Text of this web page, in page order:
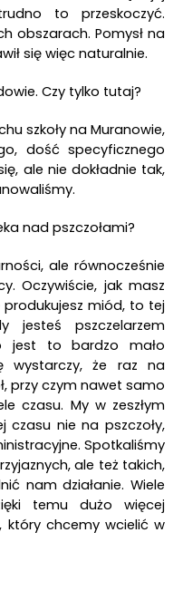
to przeskoczyć.
obszarach. Pomysł na
się więc naturalnie.
Czy tylko tutaj?
szkoły na Muranowie,
dość specyficznego
ale nie dokładnie tak,
nad pszczołami?
ale równocześnie
Oczywiście, jak masz
miód, to tej
jesteś pszczelarzem
jest to bardzo mało
wystarczy, że raz na
przy czym nawet samo
czasu. My w zeszłym
czasu nie na pszczoły,
Spotkaliśmy
ale też takich,
nam działanie. Wiele
temu dużo więcej
który chcemy wcielić w